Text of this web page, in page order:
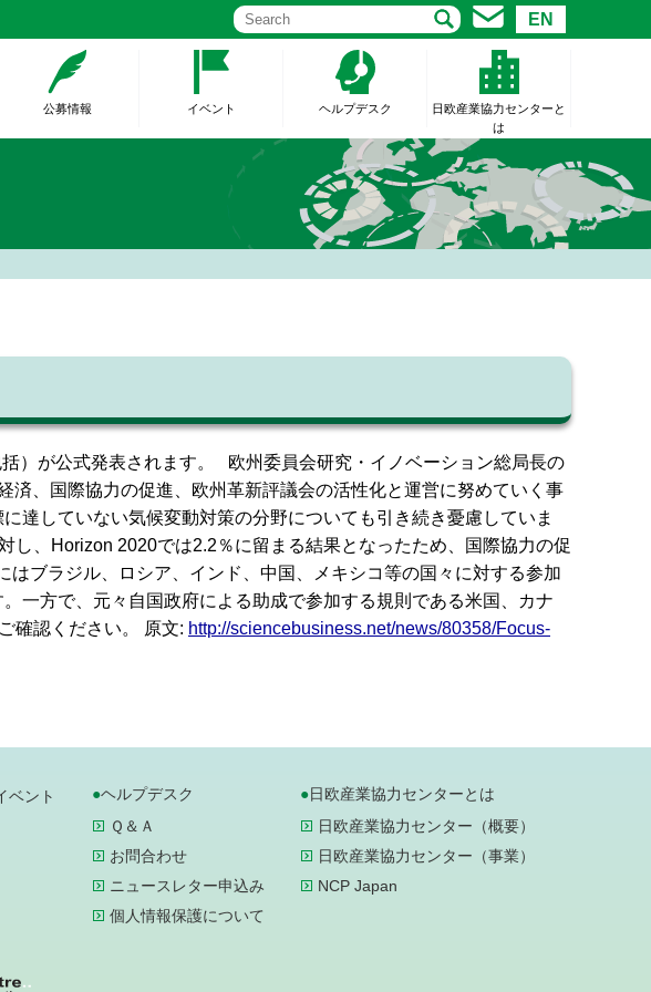
EN
公募情報 イベント ヘルプデスク
日欧産業協力センターと
は
）が公式発表されます。 欧州委員会研究・イノベーション総局長の
、国際協力の促進、欧州革新評議会の活性化と運営に努めていく事
達していない気候変動対策の分野についても引き続き憂慮していま
、Horizon 2020では2.2％に留まる結果となったため、国際協力の促
ブラジル、ロシア、インド、中国、メキシコ等の国々に対する参加
一方で、元々自国政府による助成で参加する規則である米国、カナ
確認ください。 原文: http://sciencebusiness.net/news/80358/Focus-
ベント
ヘルプデスク
Ｑ＆Ａ
お問合わせ
ニュースレター申込み
個人情報保護について
日欧産業協力センターとは
日欧産業協力センター（概要）
日欧産業協力センター（事業）
NCP Japan